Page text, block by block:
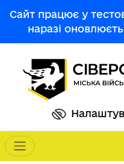
Сайт працює у
наразі
Main